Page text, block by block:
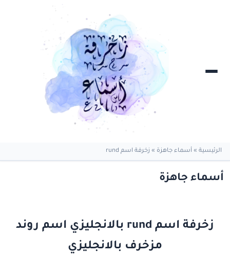
الرئيسية » أسماء جاهزة » زخرفة اسم rund
أسماء جاهزة
زخرفة اسم rund بالانجليزي اسم روند
مزخرف بالانجليزي